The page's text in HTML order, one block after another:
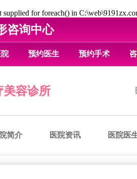
supplied for foreach() in
咨询中心
预约医生 预约手术
美容诊所
简介 医院资讯 医院医